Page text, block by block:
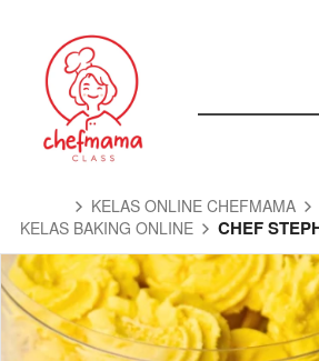
KELAS ONLINE CHEFMAMA
KELAS BAKING ONLINE
CHEF